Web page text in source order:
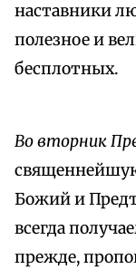
наставники
полезное и
бесплотных.
Во вторник
Божий и
всегда
прежде,